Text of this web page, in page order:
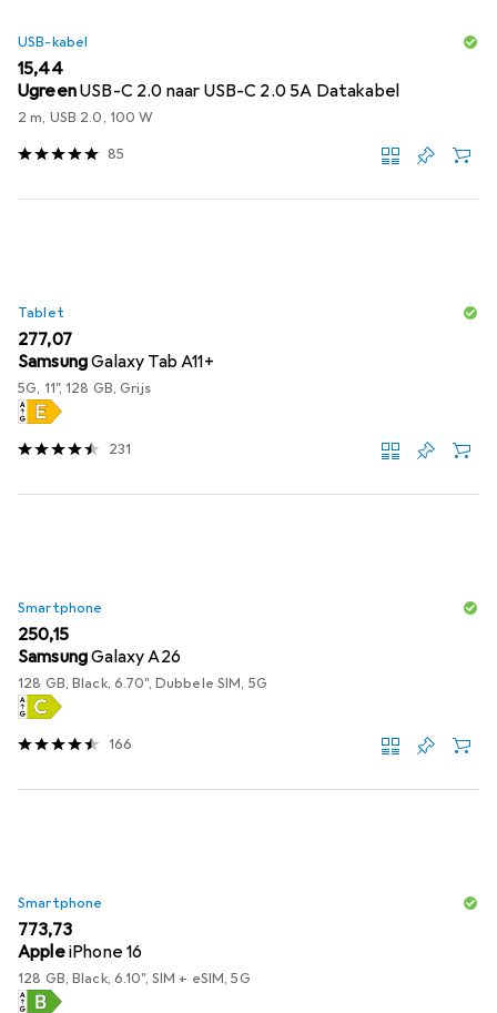
USB-kabel
EUR
15,44
UgreenUSB-C 2.0 naar USB-C 2.0 5A Datakabel
2 m, USB 2.0, 100 W
85
Tablet
EUR
277,07
SamsungGalaxy Tab A11+
5G, 11", 128 GB, Grijs
231
Smartphone
EUR
250,15
SamsungGalaxy A26
128 GB, Black, 6.70", Dubbele SIM, 5G
166
Smartphone
EUR
773,73
AppleiPhone 16
128 GB, Black, 6.10", SIM + eSIM, 5G